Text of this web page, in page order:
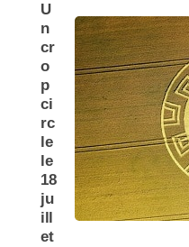
U
n
cr
o
p
ci
rc
le
le
18
ju
ill
et